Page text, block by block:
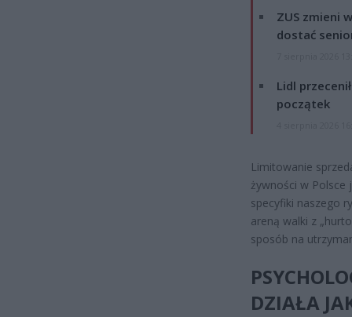
ZUS zmieni
dostać
Lidl
początek
Limitowanie
żywności w Polsce
specyfiki naszego
areną walki z
sposób na
DZIAŁA